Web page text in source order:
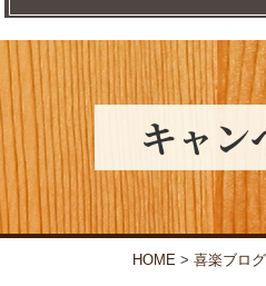
MAP
店舗までの道
トップページ
お弁当・オードブル
キャン
HOME> 喜楽ブログ